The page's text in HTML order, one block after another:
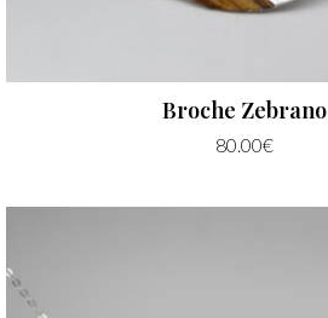
Broche Zebrano
80.00€